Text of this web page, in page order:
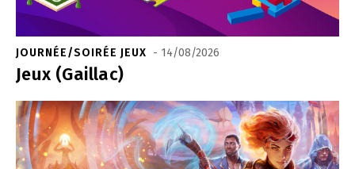
JOURNÉE/SOIRÉE JEUX - 14/08/2026
Jeux (Gaillac)